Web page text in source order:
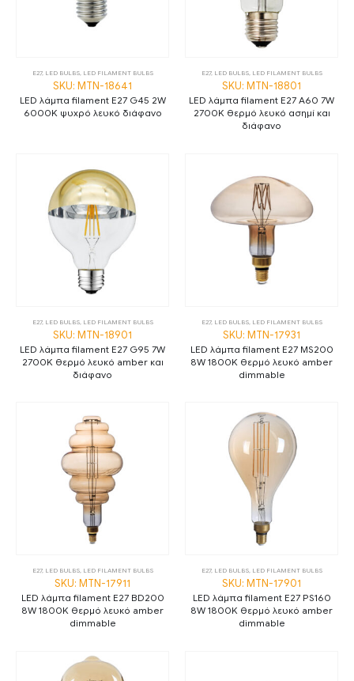
E27, LED BULBS, LED FILAMENT BULBS
SKU: MTN-18641
LED λάμπα filament E27 G45 2W
6000K ψυχρό λευκό διάφανο
E27, LED BULBS, LED FILAMENT BULBS
SKU: MTN-18801
LED λάμπα filament E27 A60 7W
2700K θερμό λευκό ασημί και
διάφανο
E27, LED BULBS, LED FILAMENT BULBS
SKU: MTN-18901
LED λάμπα filament E27 G95 7W
2700K θερμό λευκό amber και
διάφανο
E27, LED BULBS, LED FILAMENT BULBS
SKU: MTN-17931
LED λάμπα filament E27 MS200
8W 1800K θερμό λευκό amber
dimmable
E27, LED BULBS, LED FILAMENT BULBS
SKU: MTN-17911
LED λάμπα filament E27 BD200
8W 1800K θερμό λευκό amber
dimmable
E27, LED BULBS, LED FILAMENT BULBS
SKU: MTN-17901
LED λάμπα filament E27 PS160
8W 1800K θερμό λευκό amber
dimmable